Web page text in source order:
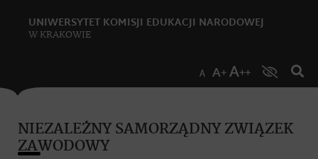
UNIWERSYTET KOMISJI EDUKACJI NARODOWEJ
W KRAKOWIE
NIEZALEŻNY SAMORZĄDNY ZWIĄZEK
ZAWODOWY